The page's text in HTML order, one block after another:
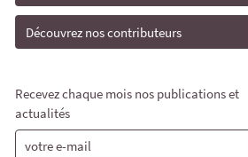
Découvrez nos contributeurs
Recevez chaque mois nos publications et
actualités